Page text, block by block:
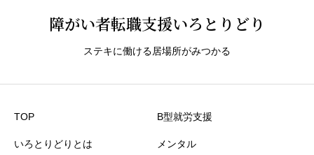
障がい者転職支援いろとりどり
ステキに働ける居場所がみつかる
TOP
いろとりどりとは
B型就労支援
メンタル